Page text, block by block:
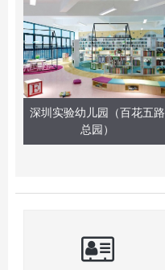
深圳实验幼儿园（百花五路
总园）